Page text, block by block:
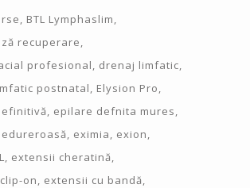
BTL Lymphaslim
recuperare
profesional
drenaj limfatic
postnatal
Elysion Pro
epilare defnita mures
eximia
exion
extensii cheratină
on
extensii cu bandă